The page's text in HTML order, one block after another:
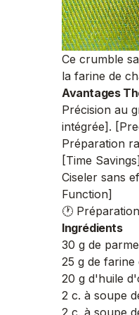
Ce crumble
la farine de
Avantages
Précision au
intégrée].
Préparation
[Time Savings]
Ciseler sans
Function]
🕐
Ingrédients
30 g de
25 g de farine
20 g d'huile
2 c. à soupe
2 c. à soupe